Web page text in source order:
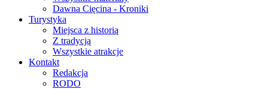
Dawna Cięcina - Kroniki
Turystyka
Miejsca z historią
Z tradycją
Wszystkie atrakcje
Kontakt
Redakcja
RODO